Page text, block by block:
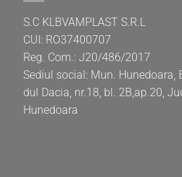
S.C KLBVAMPLAST S.R.L
CUI: RO37400707
Reg. Com.: J20/486/2017
Sediul social: Mun. Hunedoara,
dul Dacia, nr.18, bl. 2B,ap.20,
Hunedoara